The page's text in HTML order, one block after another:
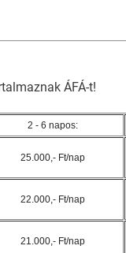
ÁFÁ-t!
2 - 6 napos:
25.000,- Ft/nap
22.000,- Ft/nap
21.000,- Ft/nap